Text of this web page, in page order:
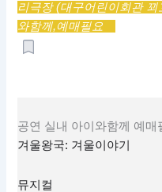
리극장 (대구어린이회관 꾀
와함께,예매필요
공연 실내 아이와함께 예매
겨울왕국: 겨울이야기
뮤지컬